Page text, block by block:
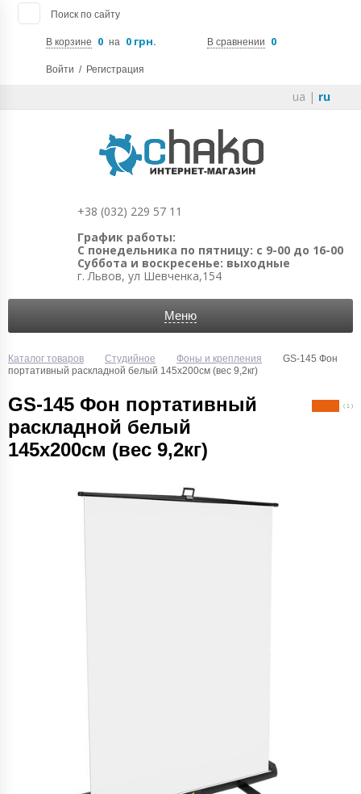
Поиск по сайту
В корзине 0 на 0 грн. В сравнении 0
Войти / Регистрация
ua | ru
+38 (032) 229 57 11
График работы:
С понедельника по пятницу: с 9-00 до 16-00
Суббота и воскресенье: выходные
г. Львов, ул Шевченка,154
Меню
Каталог товаров Студийное Фоны и крепления
GS-145 Фон
портативный раскладной белый 145х200см (вес 9,2кг)
GS-145 Фон портативный
раскладной белый
145х200см (вес 9,2кг)
( 1 )